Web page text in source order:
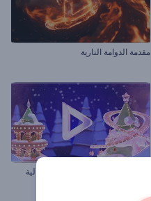
مقدمة الدوامة النارية
افتتاحية إكليل الكريسماس الاحتفالية